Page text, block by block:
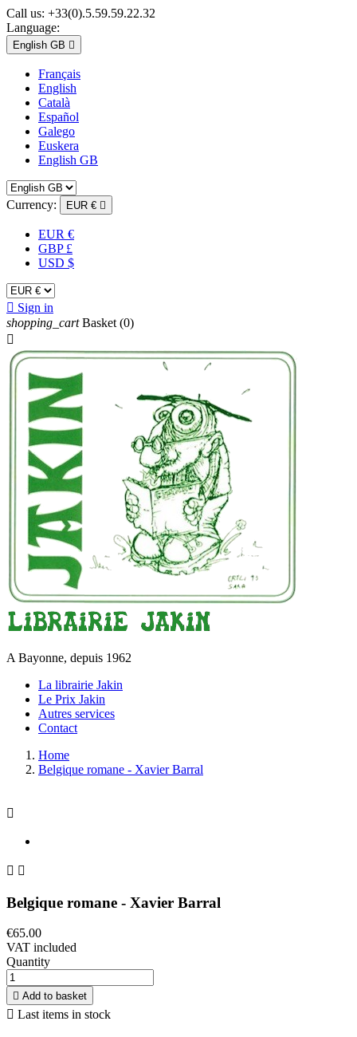
Call us: +33(0).5.59.59.22.32
Language:
English GB 
Français
English
Català
Español
Galego
Euskera
English GB
Currency: EUR € 
EUR €
GBP £
USD $
 Sign in
shopping_cart Basket (0)

A Bayonne, depuis 1962
La librairie Jakin
Le Prix Jakin
Autres services
Contact
Home
Belgique romane - Xavier Barral

 
Belgique romane - Xavier Barral
€65.00
VAT included
Quantity
 Add to basket
 Last items in stock